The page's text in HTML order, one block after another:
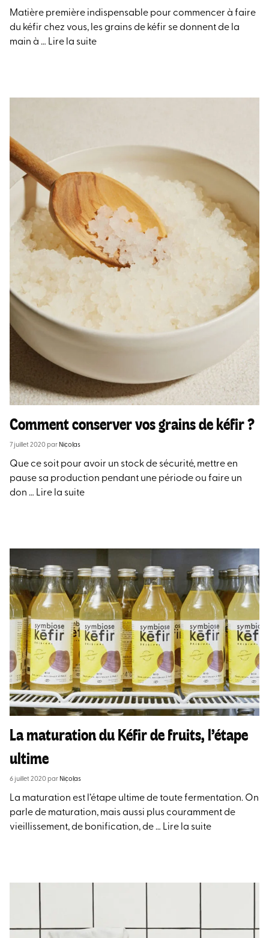
Matière première indispensable pour commencer à faire
du kéfir chez vous, les grains de kéfir se donnent de la
main à … Lire la suite
Comment conserver vos grains de kéfir ?
7 juillet 2020par Nicolas
Que ce soit pour avoir un stock de sécurité, mettre en
pause sa production pendant une période ou faire un
don … Lire la suite
La maturation du Kéfir de fruits, l’étape
ultime
6 juillet 2020par Nicolas
La maturation est l’étape ultime de toute fermentation. On
parle de maturation, mais aussi plus couramment de
vieillissement, de bonification, de … Lire la suite